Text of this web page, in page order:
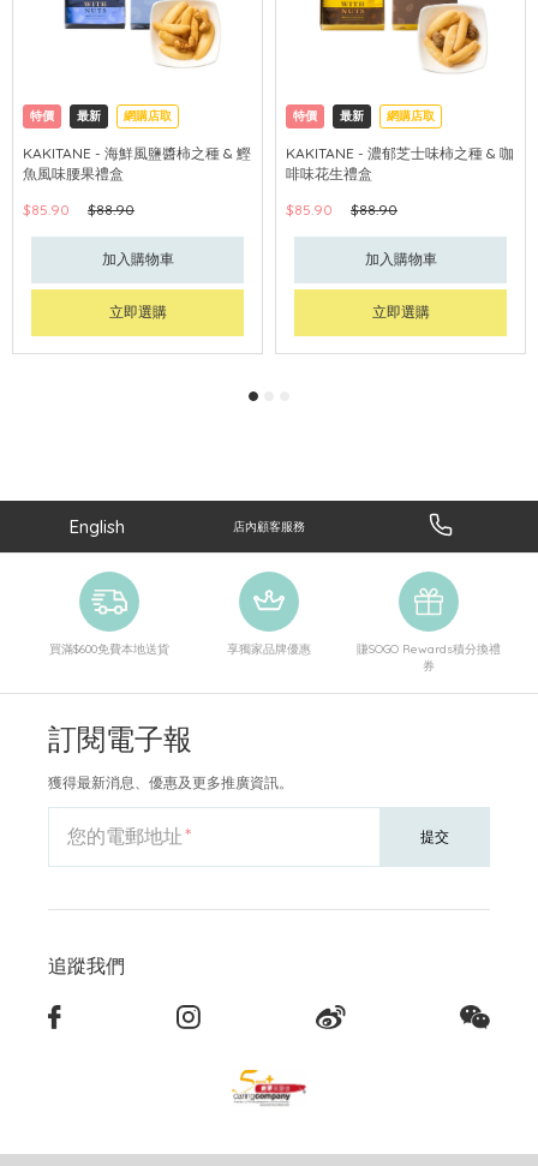
特價 最新 網購店取
KAKITANE - 海鮮風鹽醬柿之種 & 鰹
魚風味腰果禮盒
$85.90
$88.90
加入購物車
立即選購
特價 最新 網購店取
KAKITANE - 濃郁芝士味柿之種 & 咖
啡味花生禮盒
$85.90
$88.90
加入購物車
立即選購
English 店內顧客服務
買滿$600免費本地送貨 享獨家品牌優惠
賺SOGO Rewards積分換禮
券
訂閱電子報
獲得最新消息、優惠及更多推廣資訊。
您的電郵地址 提交
追蹤我們